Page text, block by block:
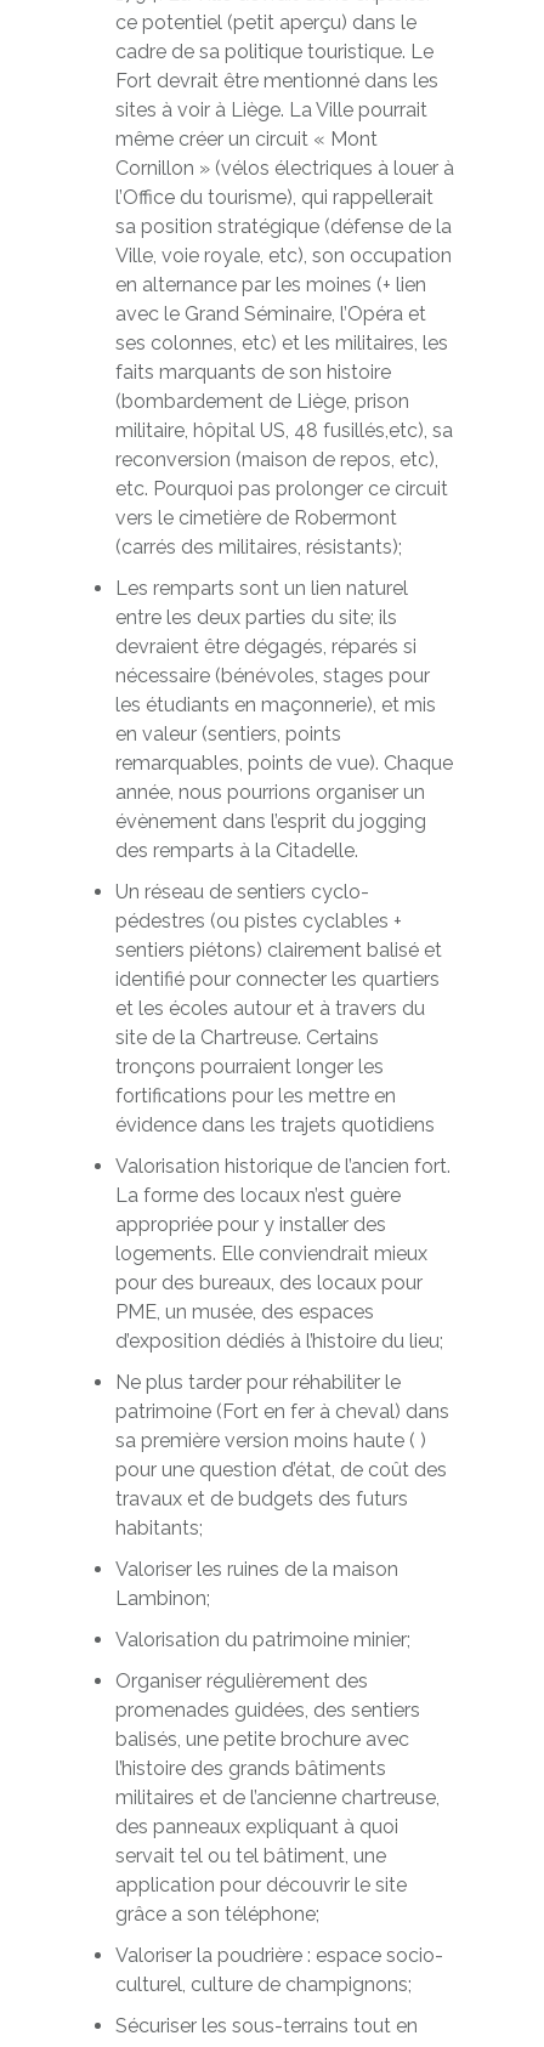
ce potentiel (petit aperçu) dans le
cadre de sa politique touristique. Le
Fort devrait être mentionné dans les
sites à voir à Liège. La Ville pourrait
même créer un circuit « Mont
Cornillon » (vélos électriques à louer à
l’Office du tourisme), qui rappellerait
sa position stratégique (défense de la
Ville, voie royale, etc), son occupation
en alternance par les moines (+ lien
avec le Grand Séminaire, l’Opéra et
ses colonnes, etc) et les militaires, les
faits marquants de son histoire
(bombardement de Liège, prison
militaire, hôpital US, 48 fusillés,etc), sa
reconversion (maison de repos, etc),
etc. Pourquoi pas prolonger ce circuit
vers le cimetière de Robermont
(carrés des militaires, résistants);
Les remparts sont un lien naturel
entre les deux parties du site; ils
devraient être dégagés, réparés si
nécessaire (bénévoles, stages pour
les étudiants en maçonnerie), et mis
en valeur (sentiers, points
remarquables, points de vue). Chaque
année, nous pourrions organiser un
évènement dans l’esprit du jogging
des remparts à la Citadelle.
Un réseau de sentiers cyclo-
pédestres (ou pistes cyclables +
sentiers piétons) clairement balisé et
identifié pour connecter les quartiers
et les écoles autour et à travers du
site de la Chartreuse. Certains
tronçons pourraient longer les
fortifications pour les mettre en
évidence dans les trajets quotidiens
Valorisation historique de l’ancien fort.
La forme des locaux n’est guère
appropriée pour y installer des
logements. Elle conviendrait mieux
pour des bureaux, des locaux pour
PME, un musée, des espaces
d’exposition dédiés à l’histoire du lieu;
Ne plus tarder pour réhabiliter le
patrimoine (Fort en fer à cheval) dans
sa première version moins haute ( )
pour une question d’état, de coût des
travaux et de budgets des futurs
habitants;
Valoriser les ruines de la maison
Lambinon;
Valorisation du patrimoine minier;
Organiser régulièrement des
promenades guidées, des sentiers
balisés, une petite brochure avec
l’histoire des grands bâtiments
militaires et de l’ancienne chartreuse,
des panneaux expliquant à quoi
servait tel ou tel bâtiment, une
application pour découvrir le site
grâce a son téléphone;
Valoriser la poudrière : espace socio-
culturel, culture de champignons;
Sécuriser les sous-terrains tout en